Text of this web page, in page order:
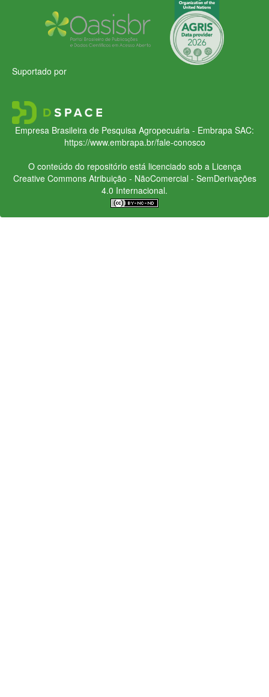
Suportado por
Empresa Brasileira de Pesquisa Agropecuária - Embrapa SAC:
https://www.embrapa.br/fale-conosco
O conteúdo do repositório está licenciado sob a Licença
Creative CommonsAtribuição - NãoComercial - SemDerivações
4.0 Internacional.